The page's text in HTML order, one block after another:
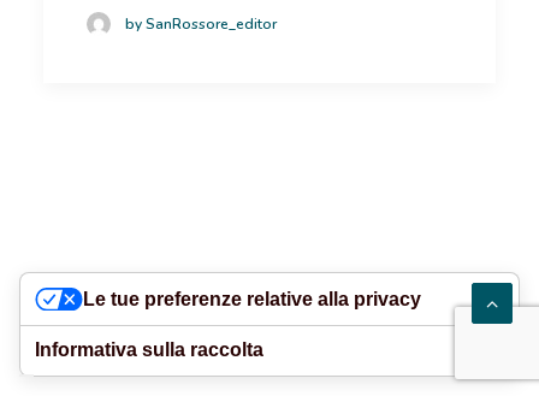
NEWS by SanRossore_editor
Le tue preferenze relative alla privacy
Informativa sulla raccolta